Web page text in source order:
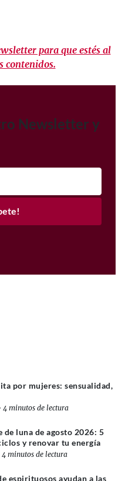
para que estés al
contenidos.
Newsletter y
por mujeres: sensualidad,
4 minutos de lectura
de luna de agosto 2026: 5
y renovar tu energía
4 minutos de lectura
espirituosos ayudan a las